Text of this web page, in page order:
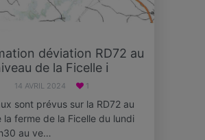
déviation RD72 au
de la Ficelle ℹ
14 AVRIL 2024 1
sont prévus sur la RD72 au
la ferme de la Ficelle du lundi
au ve…